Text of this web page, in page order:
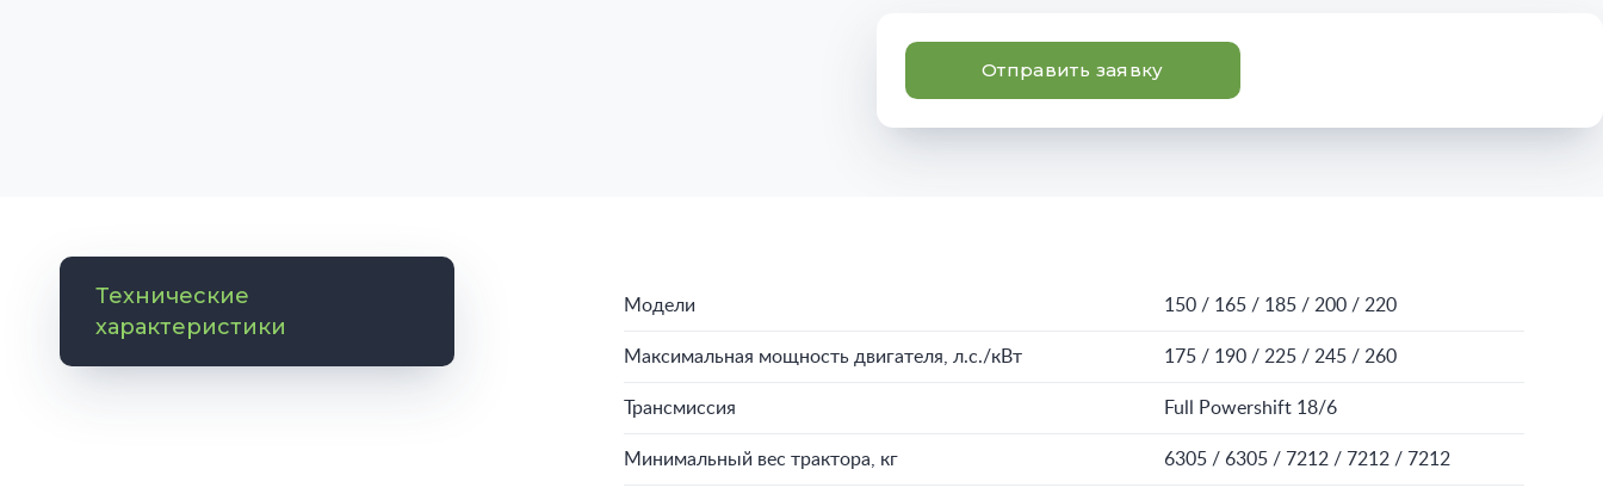
Отправить заявку
Технические
характеристики
Модели 150 / 165 / 185 / 200 / 220
Максимальная мощность двигателя, л.с./кВт 175 / 190 / 225 / 245 / 260
Трансмиссия Full Powershift 18/6
Минимальный вес трактора, кг 6305 / 6305 / 7212 / 7212 / 7212